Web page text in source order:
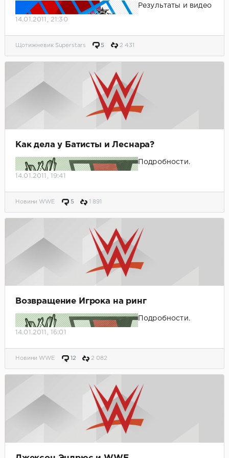
Результаты и видео
14.01.2011, 21:30
Щотижневик Superstars 5 2 431
Как дела у Батисты и Леснара?
Подробности.
14.01.2011, 19:41
Новини WWE 5 1 891
Возвращение Игрока на ринг
Подробности.
14.01.2011, 16:01
Новини WWE 12 2 082